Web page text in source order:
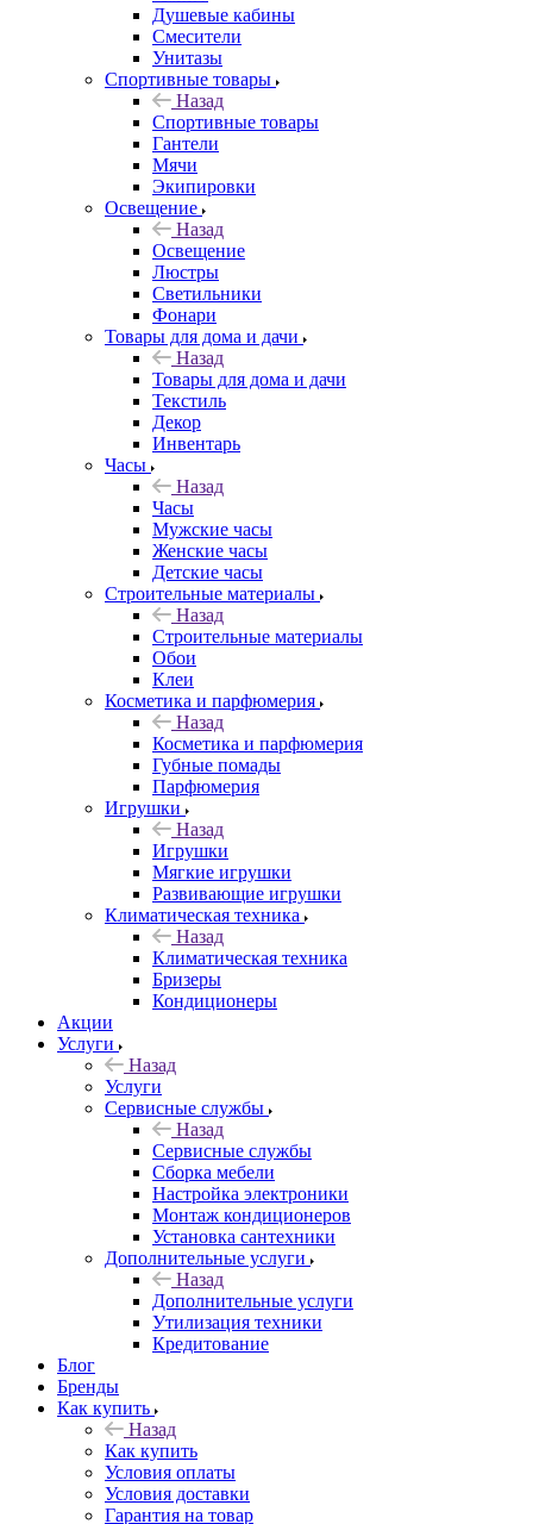
Душевые кабины
Смесители
Унитазы
Спортивные товары
Назад
Спортивные товары
Гантели
Мячи
Экипировки
Освещение
Назад
Освещение
Люстры
Светильники
Фонари
Товары для дома и дачи
Назад
Товары для дома и дачи
Текстиль
Декор
Инвентарь
Часы
Назад
Часы
Мужские часы
Женские часы
Детские часы
Строительные материалы
Назад
Строительные материалы
Обои
Клеи
Косметика и парфюмерия
Назад
Косметика и парфюмерия
Губные помады
Парфюмерия
Игрушки
Назад
Игрушки
Мягкие игрушки
Развивающие игрушки
Климатическая техника
Назад
Климатическая техника
Бризеры
Кондиционеры
Акции
Услуги
Назад
Услуги
Сервисные службы
Назад
Сервисные службы
Сборка мебели
Настройка электроники
Монтаж кондиционеров
Установка сантехники
Дополнительные услуги
Назад
Дополнительные услуги
Утилизация техники
Кредитование
Блог
Бренды
Как купить
Назад
Как купить
Условия оплаты
Условия доставки
Гарантия на товар